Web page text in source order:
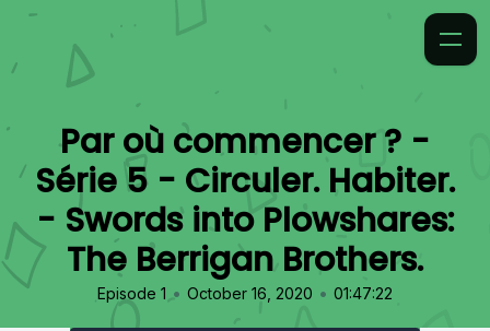
Par où commencer ? -
Série 5 - Circuler. Habiter.
- Swords into Plowshares:
The Berrigan Brothers.
Episode 1 • October 16, 2020 • 01:47:22